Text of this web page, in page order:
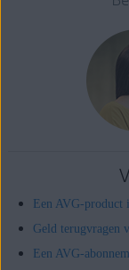
Een AVG-product
Geld terugvragen
Een AVG-